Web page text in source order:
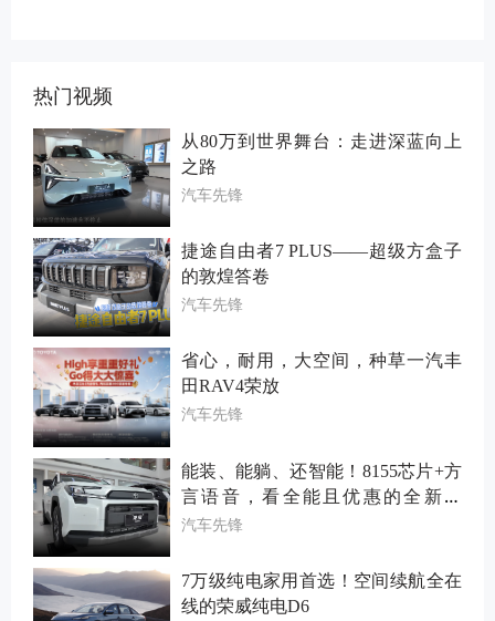
热门视频
从80万到世界舞台：走进深蓝向上
之路
汽车先锋
捷途自由者7 PLUS——超级方盒子
的敦煌答卷
汽车先锋
省心，耐用，大空间，种草一汽丰
田RAV4荣放
汽车先锋
能装、能躺、还智能！8155芯片+方
言语音，看全能且优惠的全新荣
放！
汽车先锋
7万级纯电家用首选！空间续航全在
线的荣威纯电D6